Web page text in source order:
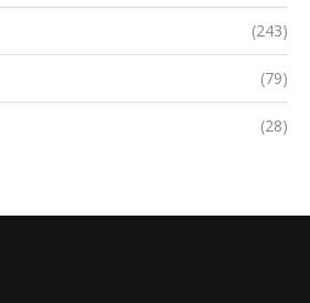
(243)
(79)
(28)